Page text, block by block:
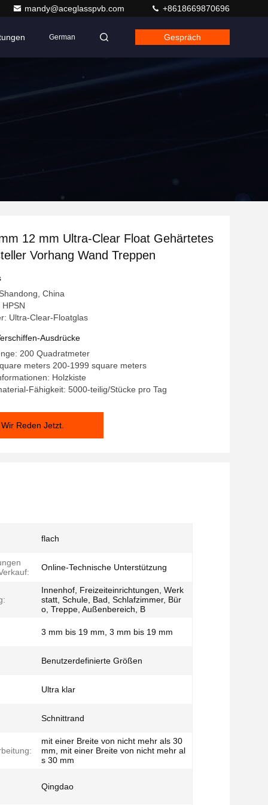
mandy@aceglasspvb.com +8618669870696
German Gespräch
12 mm Ultra-Clear Float Gehärtetes
Vorhang Wand Treppen
China
Ultra-Clear-Floatglas
Ausdrücke
200 Quadratmeter
meters 200-1999 square meters
Holzkiste
Fähigkeit: 5000-teilig/Stücke pro Tag
Wir Reden Jetzt.
flach
Online-Technische Unterstützung
Innenhof, Freizeiteinrichtungen, Werk
statt, Schule, Bad, Schlafzimmer, Bür
o, Treppe, Außenbereich, B
3 mm bis 19 mm, 3 mm bis 19 mm
Benutzerdefinierte Größen
Ultra klar
Schnittrand
mit einer Breite von nicht mehr als 30
mm, mit einer Breite von nicht mehr al
s 30 mm
Qingdao